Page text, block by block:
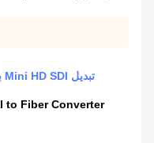
تبدیل Mini HD SDI به فیبر نوری 12G 3840*2160@60Hz
to Fiber Converter